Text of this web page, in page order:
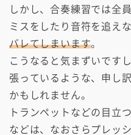
しかし、合奏練習では全
ミスをしたり音符を追え
バレてしまいます。
こうなると気まずいです
張っているような、申し
かもしれません。
トランペットなどの目立
などは、なおさらプレッ